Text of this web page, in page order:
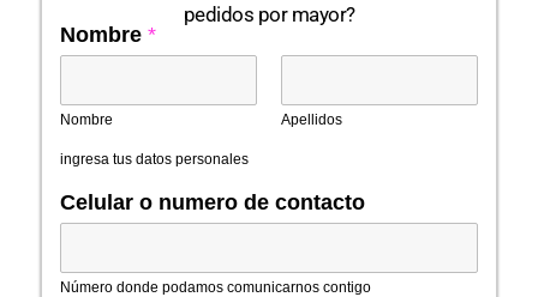
pedidos por mayor?
Nombre *
Nombre Apellidos
ingresa tus datos personales
Celular o numero de contacto
Número donde podamos comunicarnos contigo